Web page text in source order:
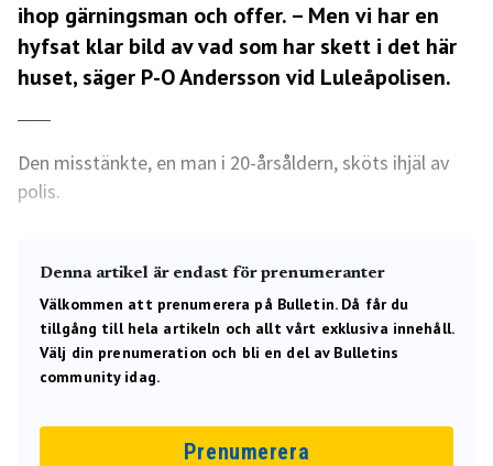
ihop gärningsman och offer. – Men vi har en
hyfsat klar bild av vad som har skett i det här
huset, säger P-O Andersson vid Luleåpolisen.
Den misstänkte, en man i 20-årsåldern, sköts ihjäl av
polis.
Denna artikel är endast för prenumeranter
Välkommen att prenumerera på Bulletin. Då får du
tillgång till hela artikeln och allt vårt exklusiva innehåll.
Välj din prenumeration och bli en del av Bulletins
community idag.
Prenumerera